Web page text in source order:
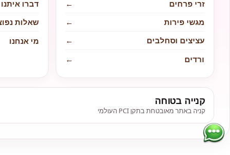
זרי פרחים
←
מגשי פירות
←
עציצים וסחלבים
←
ורדים
←
דברו איתנו
שאלות
מי אנחנו
קנייה בטוחה
קניה באתר מאובטחת בתקן PCI העולמי